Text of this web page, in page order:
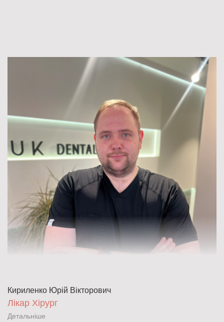
Кириленко Юрій Вікторович
Лікар Хірург
Детальніше